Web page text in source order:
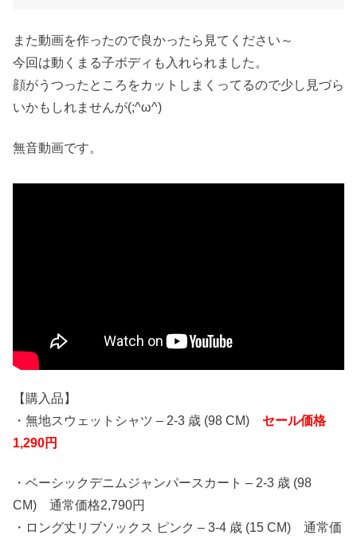
また動画を作ったので良かったら見てください～
今回は動くまる子ボディも入れられました。
顔がうつったところをカットしまくってるので少し見づら
いかもしれませんが(;^ω^)
無音動画です。
【購入品】
・無地スウェットシャツ – 2-3 歳 (98 CM) セール価格
1,290円
・ベーシックデニムジャンパースカート – 2-3 歳 (98
CM) 通常価格2,790円
・ロング丈リブソックス ピンク – 3-4 歳 (15 CM) 通常価